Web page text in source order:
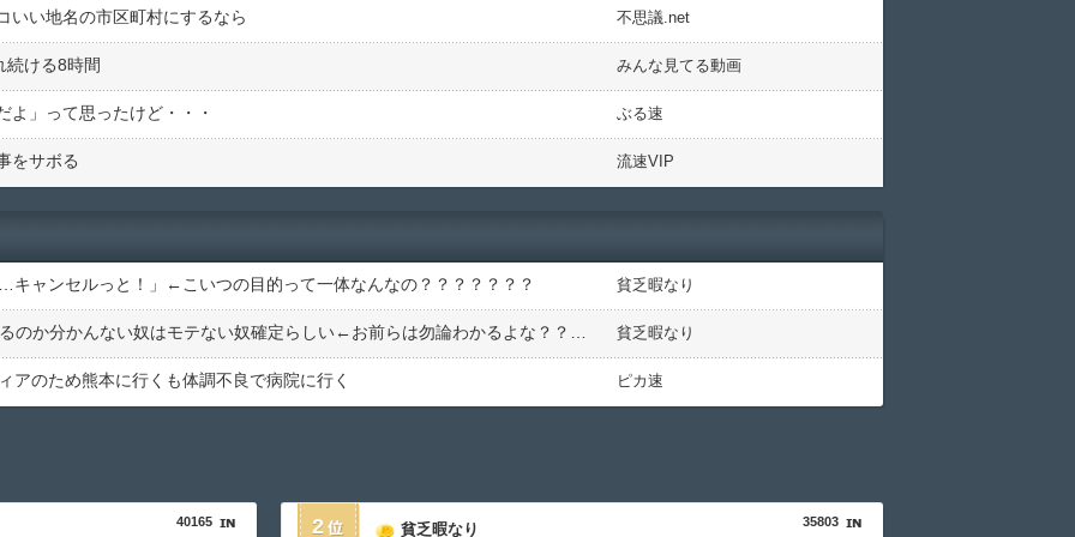
いい地名の市区町村にするなら 不思議.net
続ける8時間 みんな見てる動画
よ」って思ったけど・・・ ぶる速
をサボる 流速VIP
ャンセルっと！」←こいつの目的って一体なんなの？？？？？？？ 貧乏暇なり
貧乏暇なり
アのため熊本に行くも体調不良で病院に行く ピカ速
40165
2
35803
貧乏暇なり